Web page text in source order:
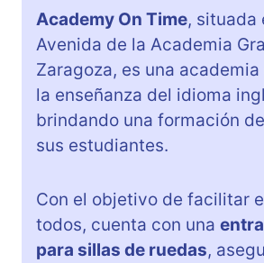
Academy On Time, situada
Avenida de la Academia
Zaragoza, es una
la enseñanza del idioma
brindando una formación
sus estudiantes.
Con el objetivo de facilitar
todos, cuenta con una
para sillas de ruedas,